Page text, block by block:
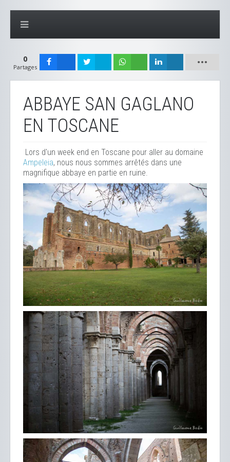
0
Partages
ABBAYE SAN GAGLANO
EN TOSCANE
Lors d'un week end en Toscane pour aller au domaine
Ampeleia, nous nous sommes arrêtés dans une
magnifique abbaye en partie en ruine.